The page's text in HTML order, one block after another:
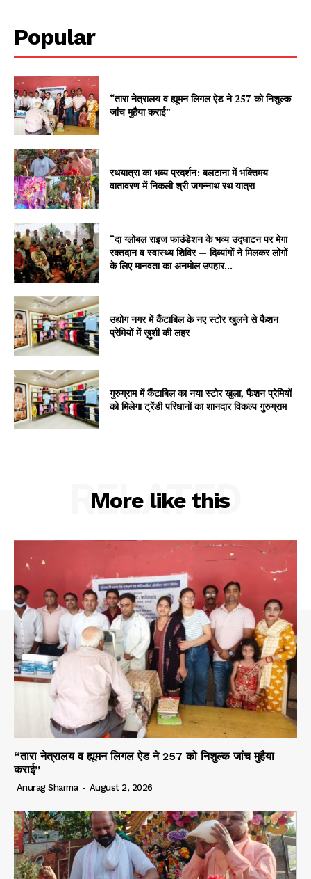
Popular
“तारा नेत्रालय व ह्यूमन लिगल ऐड ने 257 को निशुल्क
जांच मुहैया कराई”
रथयात्रा का भव्य प्रदर्शन: बलटाना में भक्तिमय
वातावरण में निकली श्री जगन्नाथ रथ यात्रा
“दा ग्लोबल राइज फाउंडेशन के भव्य उद्घाटन पर मेगा
रक्तदान व स्वास्थ्य शिविर — दिव्यांगों ने मिलकर लोगों
के लिए मानवता का अनमोल उपहार...
उद्योग नगर में कैंटाबिल के नए स्टोर खुलने से फैशन
प्रेमियों में ख़ुशी की लहर
गुरुग्राम में कैंटाबिल का नया स्टोर खुला, फैशन प्रेमियों
को मिलेगा ट्रेंडी परिधानों का शानदार विकल्प गुरुग्राम
More like this
RELATED
“तारा नेत्रालय व ह्यूमन लिगल ऐड ने 257 को निशुल्क जांच मुहैया
कराई”
Anurag Sharma - August 2, 2026